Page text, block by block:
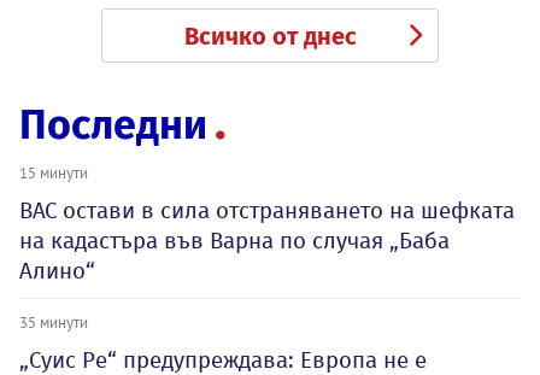
Всичко от днес
Последни
15 минути
ВАС остави в сила отстраняването на шефката
на кадастъра във Варна по случая „Баба
Алино“
35 минути
„Суис Ре“ предупреждава: Европа не е